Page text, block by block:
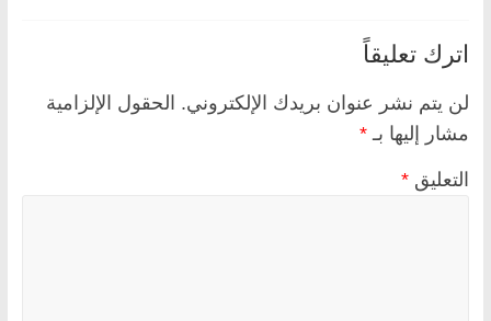
اترك تعليقاً
لن يتم نشر عنوان بريدك الإلكتروني. الحقول الإلزامية
مشار إليها بـ *
التعليق *